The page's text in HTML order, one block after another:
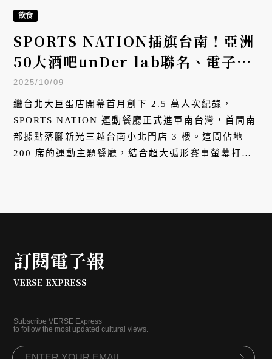
飲食
SPORTS NATION插旗台南！亞洲
50大酒吧unDer lab聯名、電子酒
精交易所打造沉浸式觀賽餐廳
2025/10/09
繼台北大巨蛋店開幕首月創下 2.5 萬人次紀錄，
SPORTS NATION 運動餐廳正式進軍南台灣，首間南
部據點落腳新光三越台南小北門店 3 樓。這間佔地
200 席的運動主題餐廳，結合超大弧形賽事螢幕打造
訂閱電子報
VERSE EXPRESS
Subscribe VERSE Express
to follow the most updated cultural views.